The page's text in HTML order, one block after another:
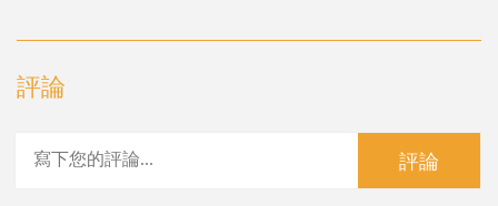
評論
評論